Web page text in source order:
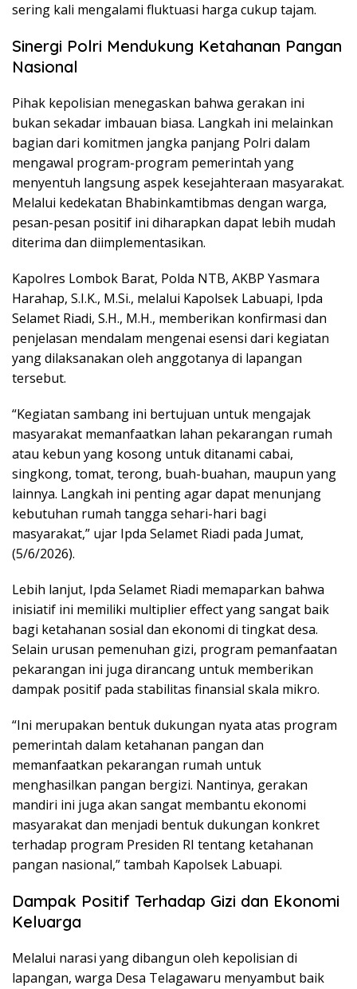
sering kali mengalami fluktuasi harga cukup tajam.
Sinergi Polri Mendukung Ketahanan Pangan
Nasional
Pihak kepolisian menegaskan bahwa gerakan ini
bukan sekadar imbauan biasa. Langkah ini melainkan
bagian dari komitmen jangka panjang Polri dalam
mengawal program-program pemerintah yang
menyentuh langsung aspek kesejahteraan masyarakat.
Melalui kedekatan Bhabinkamtibmas dengan warga,
pesan-pesan positif ini diharapkan dapat lebih mudah
diterima dan diimplementasikan.
Kapolres Lombok Barat, Polda NTB, AKBP Yasmara
Harahap, S.I.K., M.Si., melalui Kapolsek Labuapi, Ipda
Selamet Riadi, S.H., M.H., memberikan konfirmasi dan
penjelasan mendalam mengenai esensi dari kegiatan
yang dilaksanakan oleh anggotanya di lapangan
tersebut.
“Kegiatan sambang ini bertujuan untuk mengajak
masyarakat memanfaatkan lahan pekarangan rumah
atau kebun yang kosong untuk ditanami cabai,
singkong, tomat, terong, buah-buahan, maupun yang
lainnya. Langkah ini penting agar dapat menunjang
kebutuhan rumah tangga sehari-hari bagi
masyarakat,” ujar Ipda Selamet Riadi pada Jumat,
(5/6/2026).
Lebih lanjut, Ipda Selamet Riadi memaparkan bahwa
inisiatif ini memiliki multiplier effect yang sangat baik
bagi ketahanan sosial dan ekonomi di tingkat desa.
Selain urusan pemenuhan gizi, program pemanfaatan
pekarangan ini juga dirancang untuk memberikan
dampak positif pada stabilitas finansial skala mikro.
“Ini merupakan bentuk dukungan nyata atas program
pemerintah dalam ketahanan pangan dan
memanfaatkan pekarangan rumah untuk
menghasilkan pangan bergizi. Nantinya, gerakan
mandiri ini juga akan sangat membantu ekonomi
masyarakat dan menjadi bentuk dukungan konkret
terhadap program Presiden RI tentang ketahanan
pangan nasional,” tambah Kapolsek Labuapi.
Dampak Positif Terhadap Gizi dan Ekonomi
Keluarga
Melalui narasi yang dibangun oleh kepolisian di
lapangan, warga Desa Telagawaru menyambut baik